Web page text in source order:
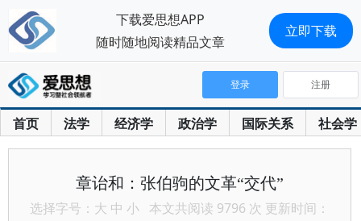
首页 法学 经济学 政治学 国际关系 社会学
登录 注册
章诒和：张伯驹的文革“交代”
选择字号： 大 中 小 本文共阅读 9796 次 更新时间：
下载爱思想APP
随时随地阅读精品文章
立即下载